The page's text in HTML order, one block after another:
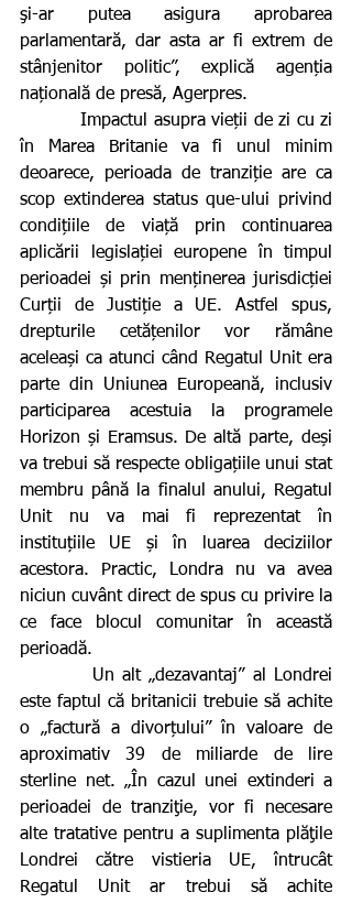
şi-ar putea asigura aprobarea
parlamentară, dar asta ar fi extrem de
stânjenitor politic”, explică agenția
națională de presă, Agerpres.
în Marea Britanie va fi unul minim
deoarece, perioada de tranziție are ca
scop extinderea status que-ului privind
condițiile de viață prin continuarea
aplicării legislației europene în timpul
perioadei și prin menținerea jurisdicției
Curții de Justiție a UE. Astfel spus,
drepturile cetățenilor vor rămâne
aceleași ca atunci când Regatul Unit era
parte din Uniunea Europeană, inclusiv
participarea acestuia la programele
Horizon și Eramsus. De altă parte, deși
va trebui să respecte obligațiile unui stat
membru până la finalul anului, Regatul
Unit nu va mai fi reprezentat în
instituțiile UE și în luarea deciziilor
acestora. Practic, Londra nu va avea
niciun cuvânt direct de spus cu privire la
ce face blocul comunitar în această
perioadă.
este faptul că britanicii trebuie să achite
o „factură a divorțului” în valoare de
aproximativ 39 de miliarde de lire
sterline net. „În cazul unei extinderi a
perioadei de tranziţie, vor fi necesare
alte tratative pentru a suplimenta plăţile
Londrei către vistieria UE, întrucât
Regatul Unit ar trebui să achite